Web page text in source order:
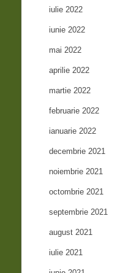
iulie 2022
iunie 2022
mai 2022
aprilie 2022
martie 2022
februarie 2022
ianuarie 2022
decembrie 2021
noiembrie 2021
octombrie 2021
septembrie 2021
august 2021
iulie 2021